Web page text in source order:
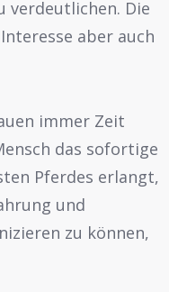
verdeutlichen. Die
aber auch
immer Zeit
das sofortige
Pferdes erlangt,
und
zu können,